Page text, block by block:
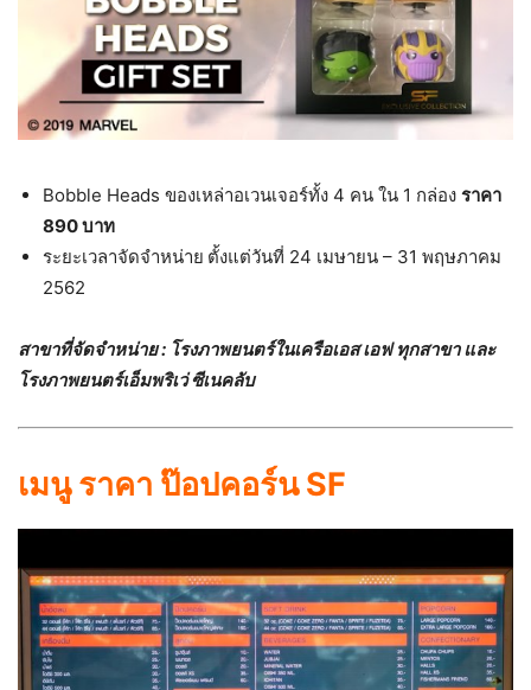
Bobble Heads ของเหล่าอเวนเจอร์ทั้ง 4 คน ใน 1 กล่อง ราคา
890 บาท
ระยะเวลาจัดจำหน่าย ตั้งแต่วันที่ 24 เมษายน – 31 พฤษภาคม
2562
สาขาที่จัดจำหน่าย : โรงภาพยนตร์ในเครือเอส เอฟ ทุกสาขา และ
โรงภาพยนตร์เอ็มพริเว่ ซีเนคลับ
เมนู ราคา ป๊อปคอร์น SF